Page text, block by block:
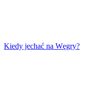
Kiedy jechać na Węgry?